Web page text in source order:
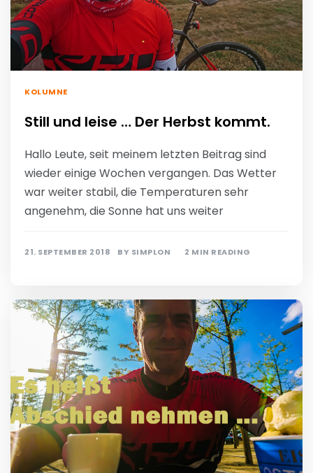
KOLUMNE
Still und leise … Der Herbst kommt.
Hallo Leute, seit meinem letzten Beitrag sind
wieder einige Wochen vergangen. Das Wetter
war weiter stabil, die Temperaturen sehr
angenehm, die Sonne hat uns weiter
21. SEPTEMBER 2018 BY SIMPLON 2 MIN READING